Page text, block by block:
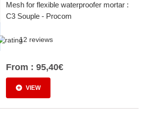
Mesh for flexible waterproofer mortar :
C3 Souple - Procom
12 reviews
From : 95,40€
VIEW